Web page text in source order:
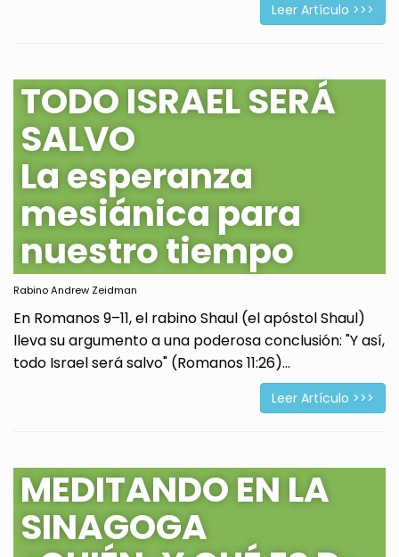
Leer Artículo >>>
TODO ISRAEL SERÁ
SALVO
La esperanza
mesiánica para
nuestro tiempo
Rabino Andrew Zeidman
En Romanos 9–11, el rabino Shaul (el apóstol Shaul)
lleva su argumento a una poderosa conclusión: "Y así,
todo Israel será salvo" (Romanos 11:26)...
Leer Artículo >>>
MEDITANDO EN LA
SINAGOGA